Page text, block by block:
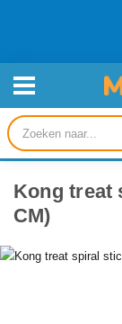
Producten
zoeken
Kong treat
CM)